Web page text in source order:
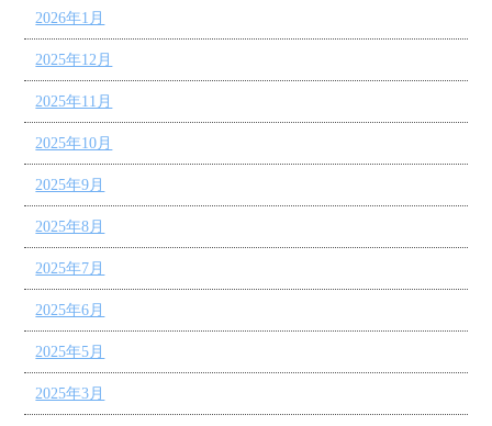
2026年1月
2025年12月
2025年11月
2025年10月
2025年9月
2025年8月
2025年7月
2025年6月
2025年5月
2025年3月